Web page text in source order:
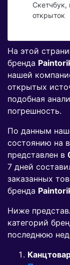
Скетчбук,
открыток
На этой
бренда
нашей
открытых
подобная
погрешность.
По данным
состоянию на
представлен в
7 дней
заказанных
бренда
Ниже
категорий
последнюю